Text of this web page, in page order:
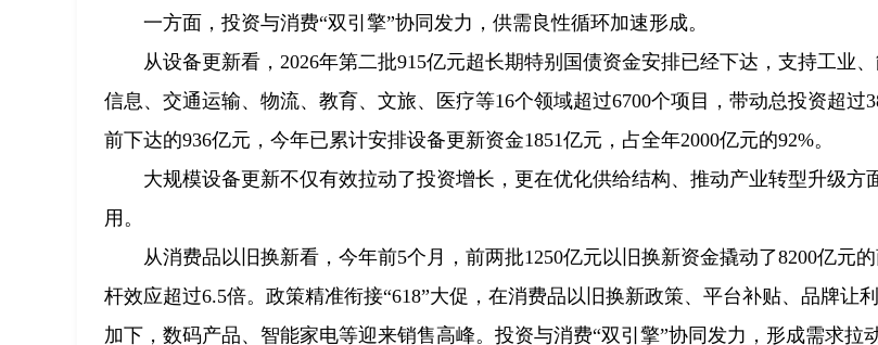
一方面，投资与消费“双引擎”协同发力，供需良性循环加速形成。
从设备更新看，2026年第二批915亿元超长期特别国债资金安排已经下达，支持工业
信息、交通运输、物流、教育、文旅、医疗等16个领域超过6700个项目，带动总投资超过
前下达的936亿元，今年已累计安排设备更新资金1851亿元，占全年2000亿元的92%。
大规模设备更新不仅有效拉动了投资增长，更在优化供给结构、推动产业转型升级方
用。
从消费品以旧换新看，今年前5个月，前两批1250亿元以旧换新资金撬动了8200亿元
杆效应超过6.5倍。政策精准衔接“618”大促，在消费品以旧换新政策、平台补贴、品牌让
加下，数码产品、智能家电等迎来销售高峰。投资与消费“双引擎”协同发力，形成需求拉